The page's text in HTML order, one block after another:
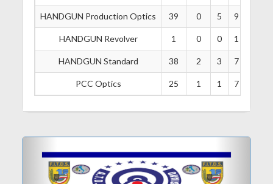
HANDGUN Production Optics 39 0 5 9
HANDGUN Revolver 1 0 0 1
HANDGUN Standard 38 2 3 7
PCC Optics 25 1 1 7